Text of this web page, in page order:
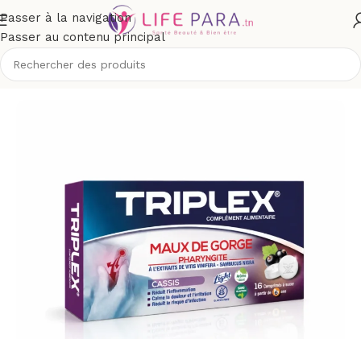
Passer à la navigation
Passer au contenu principal
/Boutique/Compléments alimentaires/Santé/Sphère ORL